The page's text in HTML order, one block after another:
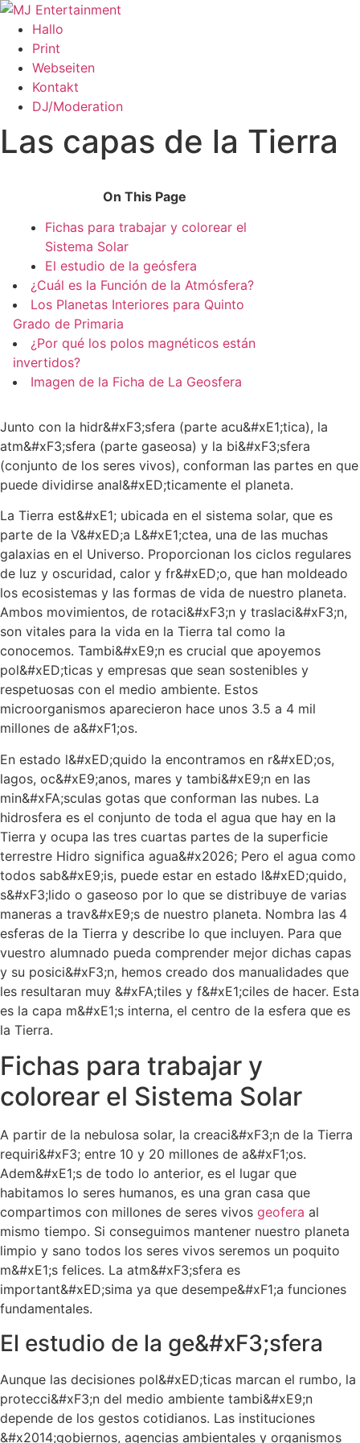
Zum
Inhalt
springen
Hallo
Print
Webseiten
Kontakt
DJ/Moderation
Las capas de la Tierra
On This Page
Fichas para trabajar y colorear el
Sistema Solar
El estudio de la geósfera
¿Cuál es la Función de la Atmósfera?
Los Planetas Interiores para Quinto
Grado de Primaria
¿Por qué los polos magnéticos están
invertidos?
Imagen de la Ficha de La Geosfera
Junto con la hidr&#xF3;sfera (parte acu&#xE1;tica), la
atm&#xF3;sfera (parte gaseosa) y la bi&#xF3;sfera
(conjunto de los seres vivos), conforman las partes en que
puede dividirse anal&#xED;ticamente el planeta.
La Tierra est&#xE1; ubicada en el sistema solar, que es
parte de la V&#xED;a L&#xE1;ctea, una de las muchas
galaxias en el Universo. Proporcionan los ciclos regulares
de luz y oscuridad, calor y fr&#xED;o, que han moldeado
los ecosistemas y las formas de vida de nuestro planeta.
Ambos movimientos, de rotaci&#xF3;n y traslaci&#xF3;n,
son vitales para la vida en la Tierra tal como la
conocemos. Tambi&#xE9;n es crucial que apoyemos
pol&#xED;ticas y empresas que sean sostenibles y
respetuosas con el medio ambiente. Estos
microorganismos aparecieron hace unos 3.5 a 4 mil
millones de a&#xF1;os.
En estado l&#xED;quido la encontramos en r&#xED;os,
lagos, oc&#xE9;anos, mares y tambi&#xE9;n en las
min&#xFA;sculas gotas que conforman las nubes. La
hidrosfera es el conjunto de toda el agua que hay en la
Tierra y ocupa las tres cuartas partes de la superficie
terrestre Hidro significa agua&#x2026; Pero el agua como
todos sab&#xE9;is, puede estar en estado l&#xED;quido,
s&#xF3;lido o gaseoso por lo que se distribuye de varias
maneras a trav&#xE9;s de nuestro planeta. Nombra las 4
esferas de la Tierra y describe lo que incluyen. Para que
vuestro alumnado pueda comprender mejor dichas capas
y su posici&#xF3;n, hemos creado dos manualidades que
les resultaran muy &#xFA;tiles y f&#xE1;ciles de hacer. Esta
es la capa m&#xE1;s interna, el centro de la esfera que es
la Tierra.
Fichas para trabajar y
colorear el Sistema Solar
A partir de la nebulosa solar, la creaci&#xF3;n de la Tierra
requiri&#xF3; entre 10 y 20 millones de a&#xF1;os.
Adem&#xE1;s de todo lo anterior, es el lugar que
habitamos lo seres humanos, es una gran casa que
compartimos con millones de seres vivos geofera al
mismo tiempo. Si conseguimos mantener nuestro planeta
limpio y sano todos los seres vivos seremos un poquito
m&#xE1;s felices. La atm&#xF3;sfera es
important&#xED;sima ya que desempe&#xF1;a funciones
fundamentales.
El estudio de la ge&#xF3;sfera
Aunque las decisiones pol&#xED;ticas marcan el rumbo, la
protecci&#xF3;n del medio ambiente tambi&#xE9;n
depende de los gestos cotidianos. Las instituciones
&#x2014;gobiernos, agencias ambientales y organismos